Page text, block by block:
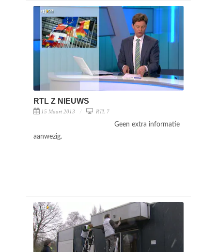
RTL Z NIEUWS
15 Maart 2013 RTL 7
Geen extra informatie
aanwezig.